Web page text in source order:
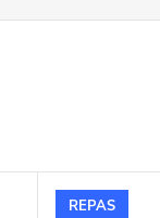
REPAS